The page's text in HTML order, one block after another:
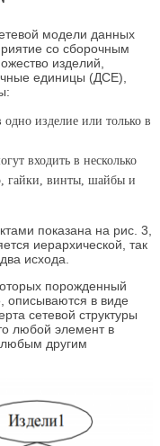
модели данных
со сборочным
изделий,
единицы (ДСЕ),
изделие или только в
входить в несколько
гайки, винты, шайбы и
показана на рис. 3,
иерархической, так
исхода.
порожденный
описываются в виде
сетевой структуры
любой элемент в
любым другим